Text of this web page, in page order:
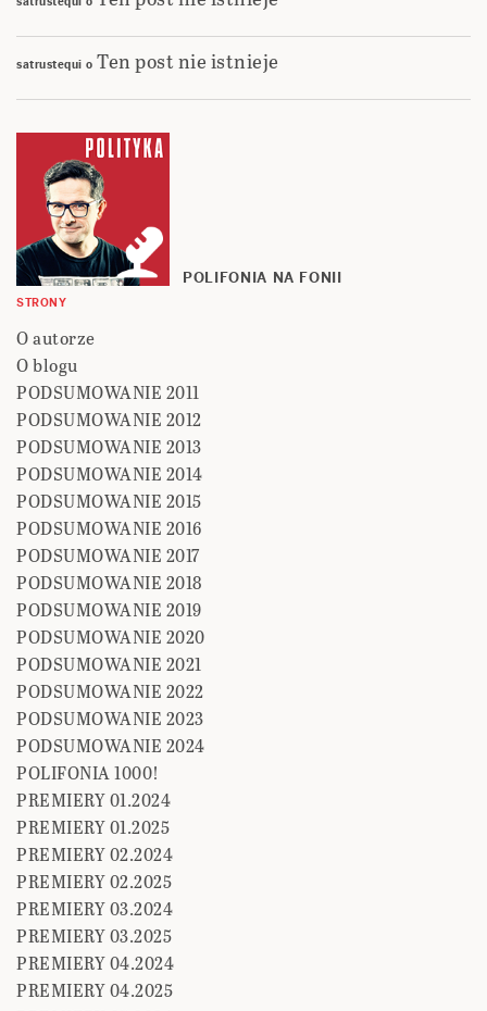
satrustequi o Ten post nie istnieje
POLIFONIA NA FONII
STRONY
O autorze
O blogu
PODSUMOWANIE 2011
PODSUMOWANIE 2012
PODSUMOWANIE 2013
PODSUMOWANIE 2014
PODSUMOWANIE 2015
PODSUMOWANIE 2016
PODSUMOWANIE 2017
PODSUMOWANIE 2018
PODSUMOWANIE 2019
PODSUMOWANIE 2020
PODSUMOWANIE 2021
PODSUMOWANIE 2022
PODSUMOWANIE 2023
PODSUMOWANIE 2024
POLIFONIA 1000!
PREMIERY 01.2024
PREMIERY 01.2025
PREMIERY 02.2024
PREMIERY 02.2025
PREMIERY 03.2024
PREMIERY 03.2025
PREMIERY 04.2024
PREMIERY 04.2025